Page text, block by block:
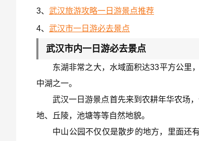
3、 武汉旅游攻略一日游景点推荐
4、 武汉市一日游必去景点
武汉市内一日游必去景点
东湖非常之大，水域面积达33平方公里
中湖之一。
武汉一日游景点首先来到农耕年华农场
地、丘陵，池塘等等自然地貌。
中山公园不仅仅是散步的地方，里面还